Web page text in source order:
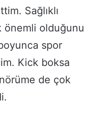
Sağlıklı
önemli olduğunu
spor
Kick boksa
de çok